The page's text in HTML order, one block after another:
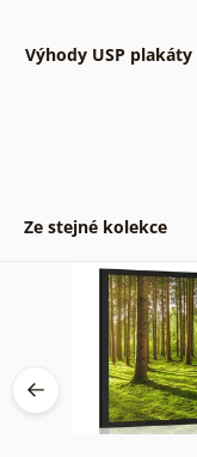
Výhody USP plakáty
Ze stejné kolekce